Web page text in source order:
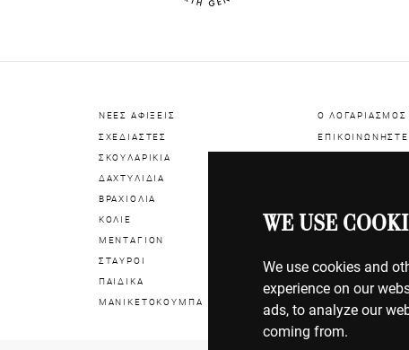
WE USE
We use cookies and
experience on our
ads, to analyze our
coming from.
ΝΕΕΣ ΑΦΙΞΕΙΣ
ΣΧΕΔΙΑΣΤΕΣ
ΣΚΟΥΛΑΡΙΚΙΑ
ΔΑΧΤΥΛΙΔΙΑ
ΒΡΑΧΙΟΛΙΑ
ΚΟΛΙΕ
ΜΕΝΤΑΓΙΟΝ
ΣΤΑΥΡΟΙ
ΠΑΙΔΙΚΑ
ΜΑΝΙΚΕΤΟΚΟΥΜΠΑ
Ο
ΕΠΙΣΤΡΟΦΕΣ
ΟΡΟΙ ΧΡΗΣΗΣ
ΠΟΛΙΤΙΚΗ